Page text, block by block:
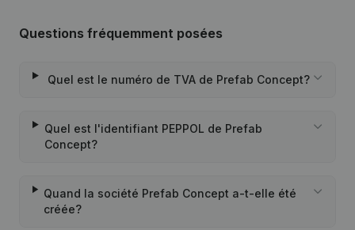
Questions fréquemment posées
Quel est le numéro de TVA de Prefab Concept?
Quel est l'identifiant PEPPOL de Prefab
Concept?
Quand la société Prefab Concept a-t-elle été
créée?